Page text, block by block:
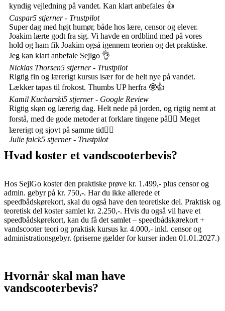
kyndig vejledning på vandet. Kan klart anbefales 👍
Caspar5 stjerner - Trustpilot
Super dag med højt humør, både hos lære, censor og elever.
Joakim lærte godt fra sig. Vi havde en ordblind med på vores
hold og ham fik Joakim også igennem teorien og det praktiske.
Jeg kan klart anbefale Sejlgo 👌
Nicklas Thorsen5 stjerner - Trustpilot
Rigtig fin og lærerigt kursus især for de helt nye på vandet.
Lækker tapas til frokost. Thumbs UP herfra 🤓👍
Kamil Kucharski5 stjerner - Google Review
Rigtig skøn og lærerig dag. Helt nede på jorden, og rigtig nemt at
forstå, med de gode metoder at forklare tingene på👌🏻 Meget
lærerigt og sjovt på samme tid👍🏻
Julie falck5 stjerner - Trustpilot
Hvad koster et vandscooterbevis?
Hos SejlGo koster den praktiske prøve kr. 1.499,- plus censor og
admin. gebyr på kr. 750,-. Har du ikke allerede et
speedbådskørekort, skal du også have den teoretiske del. Praktisk og
teoretisk del koster samlet kr. 2.250,-. Hvis du også vil have et
speedbådskørekort, kan du få det samlet – speedbådskørekort +
vandscooter teori og praktisk kursus kr. 4.000,- inkl. censor og
administrationsgebyr. (priserne gælder for kurser inden 01.01.2027.)
Hvornår skal man have
vandscooterbevis?